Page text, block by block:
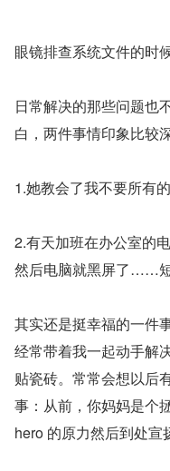
眼镜排查系统文件的时
日常解决的那些问题也
白，两件事情印象比较
1.她教会了我不要所有
2.有天加班在办公室的
然后电脑就黑屏了……短
其实还是挺幸福的一件
经常带着我一起动手解
贴瓷砖。常常会想以后
事：从前，你妈妈是个
hero 的原力然后到处